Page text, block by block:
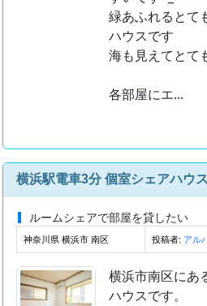
緑あふれるとて
ハウスです
海も見えてとて
各部屋にエ...
横浜駅電車3分 個室シェアハウス
ルームシェアで部屋を貸したい
神奈川県 横浜市 南区 投稿者: アル
横浜市南区にあ
ハウスです。